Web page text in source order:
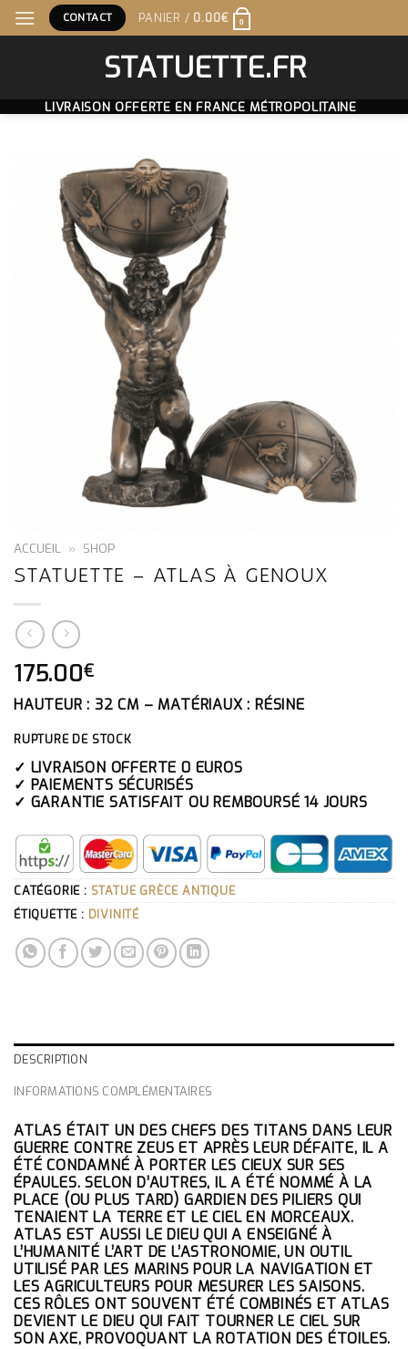
Skip
to
CONTACT PANIER / 0.00€ 0
STATUETTE.FR
LIVRAISON OFFERTE EN FRANCE MÉTROPOLITAINE
ACCUEIL » SHOP
STATUETTE – ATLAS À GENOUX
175.00€
HAUTEUR : 32 CM – MATÉRIAUX : RÉSINE
RUPTURE DE STOCK
✓ LIVRAISON OFFERTE 0 EUROS
✓ PAIEMENTS SÉCURISÉS
✓ GARANTIE SATISFAIT OU REMBOURSÉ 14 JOURS
CATÉGORIE : STATUE GRÈCE ANTIQUE
ÉTIQUETTE : DIVINITÉ
DESCRIPTION
INFORMATIONS COMPLÉMENTAIRES
ATLAS ÉTAIT UN DES CHEFS DES TITANS DANS LEUR
GUERRE CONTRE ZEUS ET APRÈS LEUR DÉFAITE, IL A
ÉTÉ CONDAMNÉ À PORTER LES CIEUX SUR SES
ÉPAULES. SELON D’AUTRES, IL A ÉTÉ NOMMÉ À LA
PLACE (OU PLUS TARD) GARDIEN DES PILIERS QUI
TENAIENT LA TERRE ET LE CIEL EN MORCEAUX.
ATLAS EST AUSSI LE DIEU QUI A ENSEIGNÉ À
L’HUMANITÉ L’ART DE L’ASTRONOMIE, UN OUTIL
UTILISÉ PAR LES MARINS POUR LA NAVIGATION ET
LES AGRICULTEURS POUR MESURER LES SAISONS.
CES RÔLES ONT SOUVENT ÉTÉ COMBINÉS ET ATLAS
DEVIENT LE DIEU QUI FAIT TOURNER LE CIEL SUR
SON AXE, PROVOQUANT LA ROTATION DES ÉTOILES.